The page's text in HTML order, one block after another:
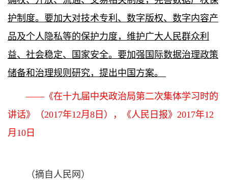
护制度。要加大对技术专利、数字版权、数字内容产
品及个人隐私等的保护力度，维护广大人民群众利
益、社会稳定、国家安全。要加强国际数据治理政策
储备和治理规则研究，提出中国方案。
——《在十九届中央政治局第二次集体学习时的
讲话》（2017年12月8日），《人民日报》2017年12
月10日
（摘自人民网）